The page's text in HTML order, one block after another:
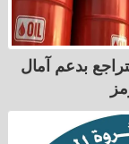
بدعم آمال